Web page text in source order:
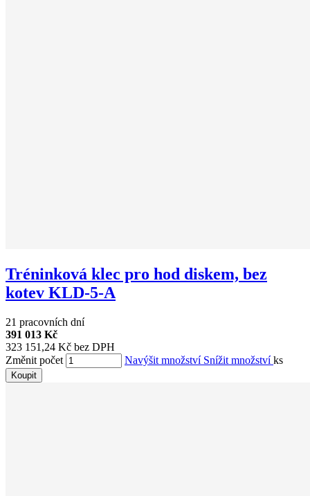
Tréninková klec pro hod diskem, bez
kotev KLD-5-A
21 pracovních dní
391 013 Kč
323 151,24 Kč bez DPH
Změnit počet
Navýšit množství Snížit množstvíks
Koupit